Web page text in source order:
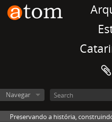
Navegar
Preservando a história,